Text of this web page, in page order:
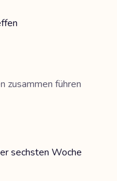
zusammen führen
sechsten Woche